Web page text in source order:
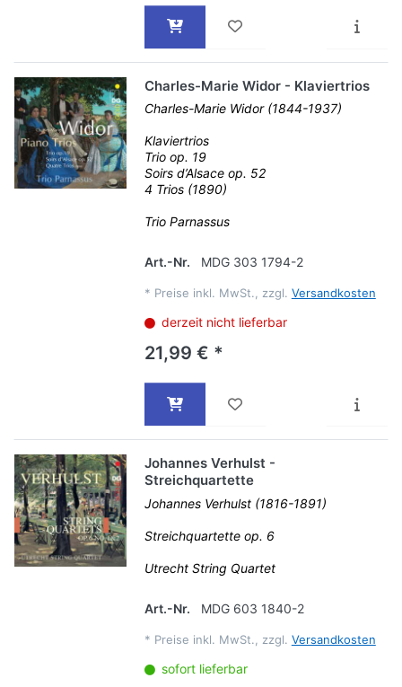
Charles-Marie Widor - Klaviertrios
Charles-Marie Widor (1844-1937)
Klaviertrios
Trio op. 19
Soirs d’Alsace op. 52
4 Trios (1890)
Trio Parnassus
Art.-Nr. MDG 303 1794-2
* Preise inkl. MwSt., zzgl. Versandkosten
derzeit nicht lieferbar
21,99 € *
Johannes Verhulst -
Streichquartette
Johannes Verhulst (1816-1891)
Streichquartette op. 6
Utrecht String Quartet
Art.-Nr. MDG 603 1840-2
* Preise inkl. MwSt., zzgl. Versandkosten
sofort lieferbar